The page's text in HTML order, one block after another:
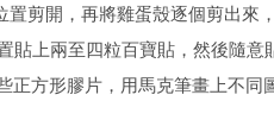
置剪開，再將雞蛋殼逐個剪出
上兩至四粒百寶貼，然後隨意
正方形膠片，用馬克筆畫上不同